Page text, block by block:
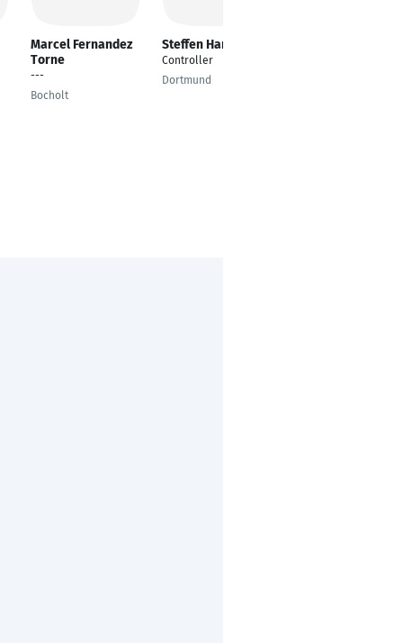
Marcel Fernandez
Torne
---
Bocholt
Steffen Hanses
Controller
Dortmund